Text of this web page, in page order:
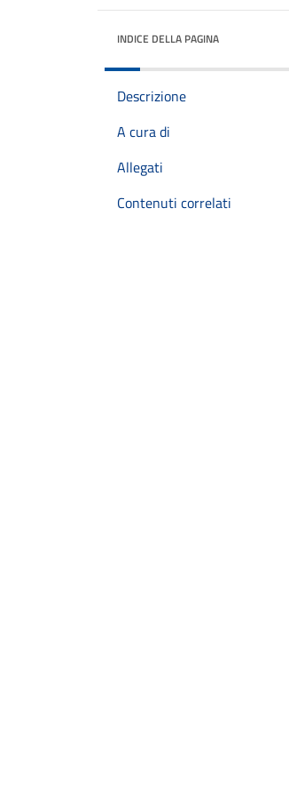
INDICE DELLA PAGINA
Descrizione
A cura di
Allegati
Contenuti correlati